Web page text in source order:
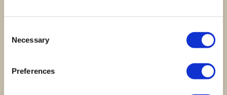
Selection
Necessary
Preferences
navegador para a próxima vez que eu comentar.